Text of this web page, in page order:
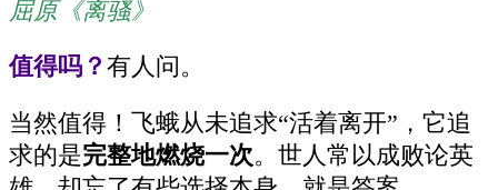
屈原《离骚》
值得吗？ 有人问。
当然值得！飞蛾从未追求“活着离开”，它追
求的是完整地燃烧一次。世人常以成败论英